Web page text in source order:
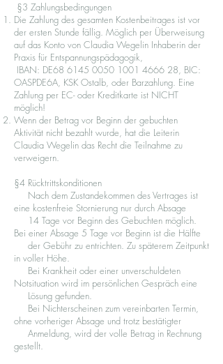
§3 Zahlungsbedingungen
Die Zahlung des gesamten Kostenbeitrages ist vor
der ersten Stunde fällig. Möglich per Überweisung
auf das Konto von Claudia Wegelin Inhaberin der
Praxis für Entspannungspädagogik,
IBAN: DE68 6145 0050 1001 4666 28, BIC:
OASPDE6A, KSK Ostalb, oder Barzahlung. Eine
Zahlung per EC- oder Kreditkarte ist NICHT
möglich!
Wenn der Betrag vor Beginn der gebuchten
Aktivität nicht bezahlt wurde, hat die Leiterin
Claudia Wegelin das Recht die Teilnahme zu
verweigern.
§4 Rücktrittskonditionen
Nach dem Zustandekommen des Vertrages ist
eine kostenfreie Stornierung nur durch Absage
14 Tage vor Beginn des Gebuchten möglich.
Bei einer Absage 5 Tage vor Beginn ist die Hälfte
der Gebühr zu entrichten. Zu späterem Zeitpunkt
in voller Höhe.
Bei Krankheit oder einer unverschuldeten
Notsituation wird im persönlichen Gespräch eine
Lösung gefunden.
Bei Nichterscheinen zum vereinbarten Termin,
ohne vorheriger Absage und trotz bestätigter
Anmeldung, wird der volle Betrag in Rechnung
gestellt.